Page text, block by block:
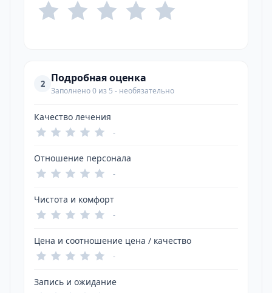
2 Подробная оценка
Заполнено 0 из 5 - необязательно
Качество лечения
-
Отношение персонала
-
Чистота и комфорт
-
Цена и соотношение цена / качество
-
Запись и ожидание